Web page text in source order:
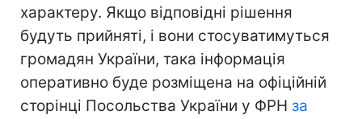
характеру. Якщо відповідні рішення
будуть прийняті, і вони стосуватимуться
громадян України, така інформація
оперативно буде розміщена на офіційній
сторінці Посольства України у ФРН за